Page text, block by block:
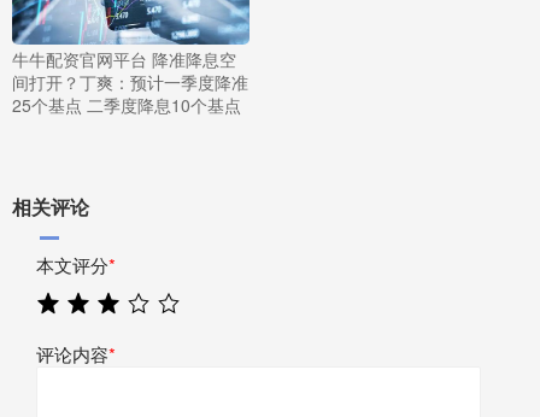
牛牛配资官网平台 降准降息空
间打开？丁爽：预计一季度降准
25个基点 二季度降息10个基点
相关评论
本文评分*
评论内容*